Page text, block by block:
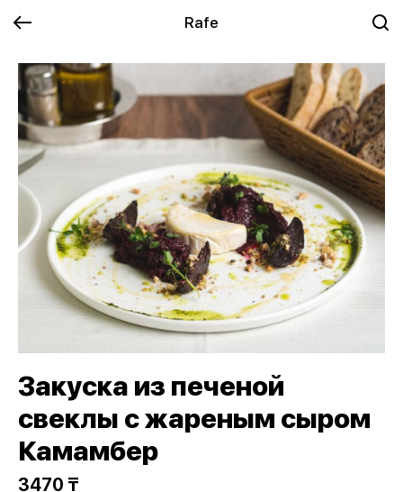
Rafe
Закуска из печеной
свеклы с жареным сыром
Камамбер
3470 ₸